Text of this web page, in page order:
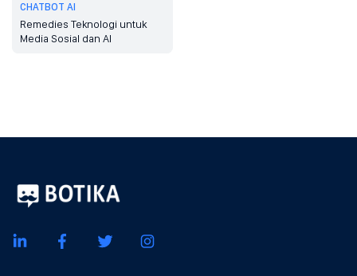
CHATBOT AI
Remedies Teknologi untuk
Media Sosial dan AI